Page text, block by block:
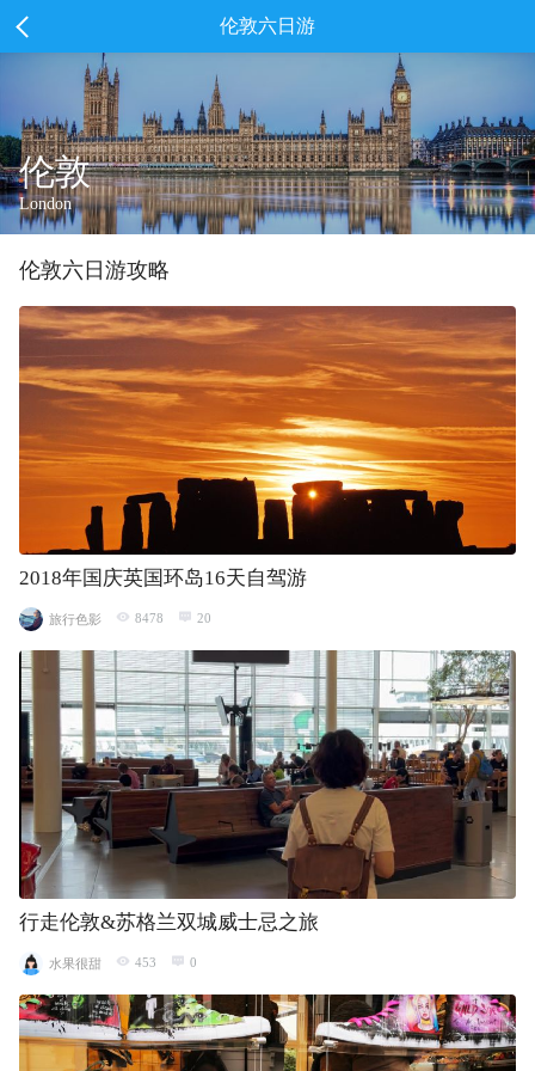
伦敦六日游
伦敦
London
伦敦六 日游攻略
2018年国庆英国环岛16天自驾游
旅行色影 8478 20
行走伦敦&苏格兰双城威士忌之旅
水果很甜 453 0